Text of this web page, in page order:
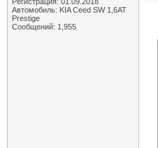
Автомобиль: KIA Ceed SW 1,6AT
Prestige
Сообщений: 1,955